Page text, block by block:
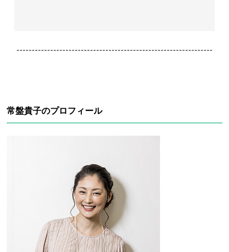
----------------------------------------------------------------
常盤貴子のプロフィール